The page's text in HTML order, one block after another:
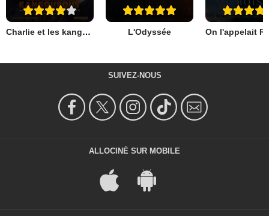
Charlie et les kangourous L'Odyssée
SUIVEZ-NOUS
ALLOCINÉ SUR MOBILE